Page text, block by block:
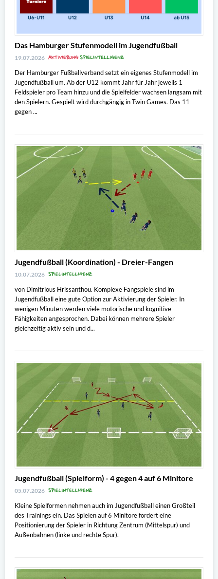
Das Hamburger Stufenmodell im Jugendfußball
19.07.2026 AKTIVIERUNGSPIELINTELLIGENZ
Der Hamburger Fußballverband setzt ein eigenes Stufenmodell im
Jugendfußball um. Ab der U12 kommt Jahr für Jahr jeweils 1
Feldspieler pro Team hinzu und die Spielfelder wachsen langsam mit
den Spielern. Gespielt wird durchgängig in Twin Games. Das 11
gegen ...
Jugendfußball (Koordination) - Dreier-Fangen
10.07.2026 SPIELINTELLIGENZ
von Dimitrious Hrissanthou. Komplexe Fangspiele sind im
Jugendfußball eine gute Option zur Aktivierung der Spieler. In
wenigen Minuten werden viele motorische und kognitive
Fähigkeiten angesprochen. Dabei können mehrere Spieler
gleichzeitig aktiv sein und d...
Jugendfußball (Spielform) - 4 gegen 4 auf 6 Minitore
05.07.2026 SPIELINTELLIGENZ
Kleine Spielformen nehmen auch im Jugendfußball einen Großteil
des Trainings ein. Das Spielen auf 6 Minitore fördert eine
Positionierung der Spieler in Richtung Zentrum (Mittelspur) und
Außenbahnen (linke und rechte Spur).